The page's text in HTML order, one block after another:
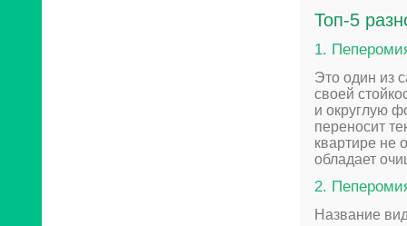
Топ-5
1.
Это один из
своей
и округлую
переносит
квартире не
обладает
2.
Название